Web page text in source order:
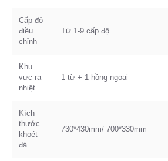
Cấp độ
điều
chỉnh
Từ 1-9 cấp độ
Khu
vực ra
nhiệt
1 từ + 1 hồng ngoại
Kích
thước
khoét
đá
730*430mm/ 700*330mm